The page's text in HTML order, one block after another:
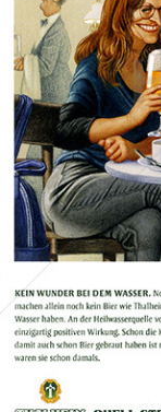
THALHEIM